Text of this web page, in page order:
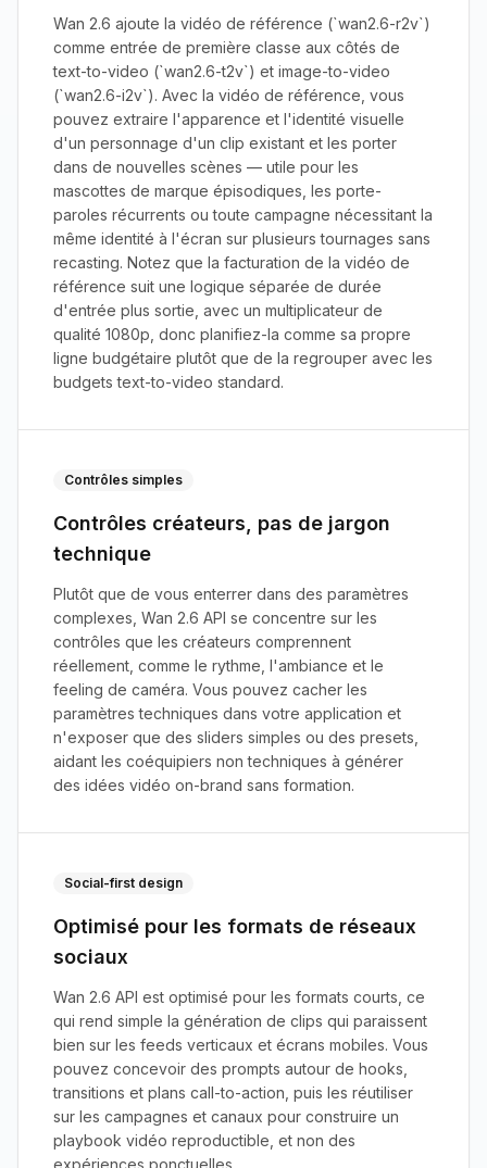
Wan 2.6 ajoute la vidéo de référence (`wan2.6-r2v`)
comme entrée de première classe aux côtés de
text-to-video (`wan2.6-t2v`) et image-to-video
(`wan2.6-i2v`). Avec la vidéo de référence, vous
pouvez extraire l'apparence et l'identité visuelle
d'un personnage d'un clip existant et les porter
dans de nouvelles scènes — utile pour les
mascottes de marque épisodiques, les porte-
paroles récurrents ou toute campagne nécessitant la
même identité à l'écran sur plusieurs tournages sans
recasting. Notez que la facturation de la vidéo de
référence suit une logique séparée de durée
d'entrée plus sortie, avec un multiplicateur de
qualité 1080p, donc planifiez-la comme sa propre
ligne budgétaire plutôt que de la regrouper avec les
budgets text-to-video standard.
Contrôles simples
Contrôles créateurs, pas de jargon
technique
Plutôt que de vous enterrer dans des paramètres
complexes, Wan 2.6 API se concentre sur les
contrôles que les créateurs comprennent
réellement, comme le rythme, l'ambiance et le
feeling de caméra. Vous pouvez cacher les
paramètres techniques dans votre application et
n'exposer que des sliders simples ou des presets,
aidant les coéquipiers non techniques à générer
des idées vidéo on-brand sans formation.
Social-first design
Optimisé pour les formats de réseaux
sociaux
Wan 2.6 API est optimisé pour les formats courts, ce
qui rend simple la génération de clips qui paraissent
bien sur les feeds verticaux et écrans mobiles. Vous
pouvez concevoir des prompts autour de hooks,
transitions et plans call-to-action, puis les réutiliser
sur les campagnes et canaux pour construire un
playbook vidéo reproductible, et non des
expériences ponctuelles.